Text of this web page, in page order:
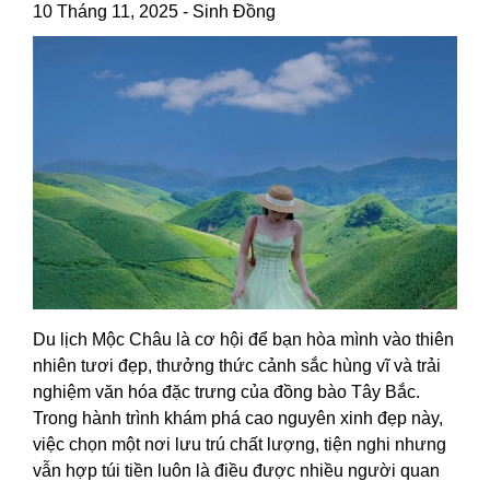
10 Tháng 11, 2025 - Sinh Đồng
Du lịch Mộc Châu là cơ hội để bạn hòa mình vào thiên
nhiên tươi đẹp, thưởng thức cảnh sắc hùng vĩ và trải
nghiệm văn hóa đặc trưng của đồng bào Tây Bắc.
Trong hành trình khám phá cao nguyên xinh đẹp này,
việc chọn một nơi lưu trú chất lượng, tiện nghi nhưng
vẫn hợp túi tiền luôn là điều được nhiều người quan